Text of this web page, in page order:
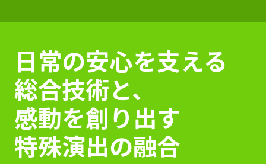
日常の安心を支える
総合技術と、
感動を創り出す
特殊演出の融合